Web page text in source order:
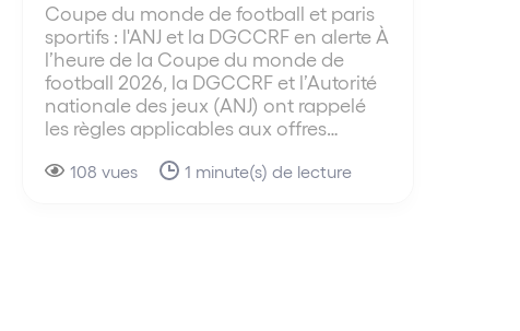
Coupe du monde de football et paris
sportifs : l'ANJ et la DGCCRF en alerte À
l’heure de la Coupe du monde de
football 2026, la DGCCRF et l’Autorité
nationale des jeux (ANJ) ont rappelé
les règles applicables aux offres…
108 vues 1 minute(s) de lecture